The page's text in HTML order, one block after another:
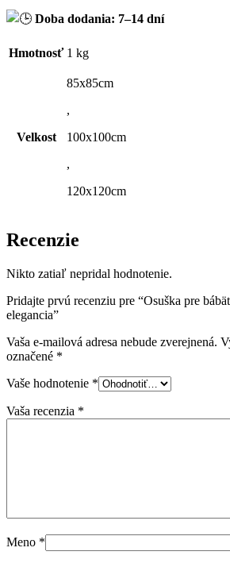
Doba dodania: 7–14 dní
Hmotnosť 1 kg
Velkost
85x85cm
,
100x100cm
,
120x120cm
Recenzie
Nikto zatiaľ nepridal hodnotenie.
Pridajte prvú recenziu pre “Osuška pre
elegancia”
Vaša e-mailová adresa nebude zverejnená.
označené *
Vaše hodnotenie *
Vaša recenzia *
Meno *